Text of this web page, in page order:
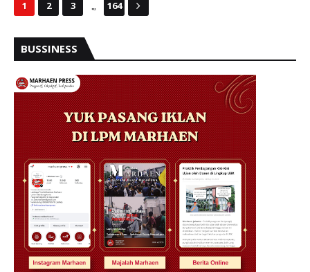
1 2 3 ... 164
BUSSINESS